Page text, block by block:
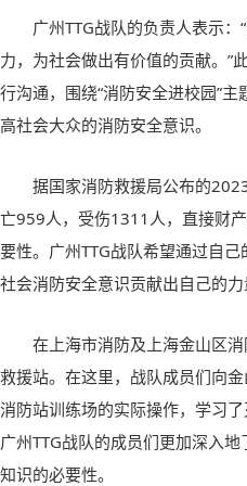
广州TTG战队的负责人表示
力，为社会做出有价值的贡献。”
行沟通，围绕“消防安全进校园”
高社会大众的消防安全意识。
据国家消防救援局公布的
亡959人，受伤1311人，直接财
要性。广州TTG战队希望通过自
社会消防安全意识贡献出自己的力
在上海市消防及上海金山区
救援站。在这里，战队成员们向
消防站训练场的实际操作，学习
广州TTG战队的成员们更加深入
知识的必要性。